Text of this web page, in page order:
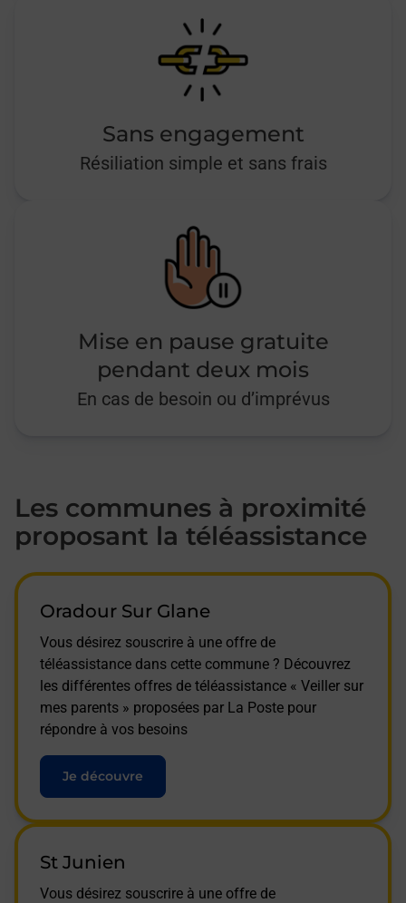
Sans engagement
Résiliation simple et sans frais
Mise en pause gratuite
pendant deux mois
En cas de besoin ou d’imprévus
Les communes à proximité
proposant la téléassistance
Oradour Sur Glane
Vous désirez souscrire à une offre de
téléassistance dans cette commune ? Découvrez
les différentes offres de téléassistance « Veiller sur
mes parents » proposées par La Poste pour
répondre à vos besoins
Je découvre
St Junien
Vous désirez souscrire à une offre de